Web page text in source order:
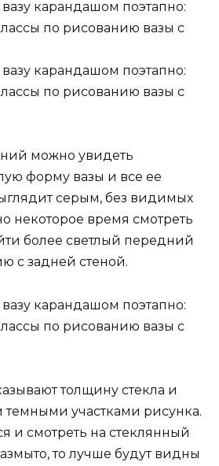
можно увидеть
форму вазы и все ее
серым, без видимых
некоторое время смотреть
более светлый передний
с задней стеной.
толщину стекла и
участками рисунка.
и смотреть на стеклянный
то лучше будут видны